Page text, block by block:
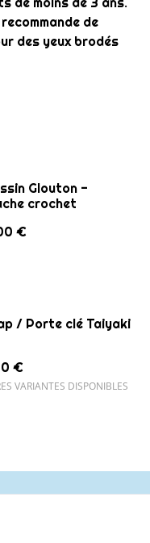
de
des yeux brodés
Glouton -
crochet
€
/ Porte clé Taiyaki
€
VARIANTES DISPONIBLES